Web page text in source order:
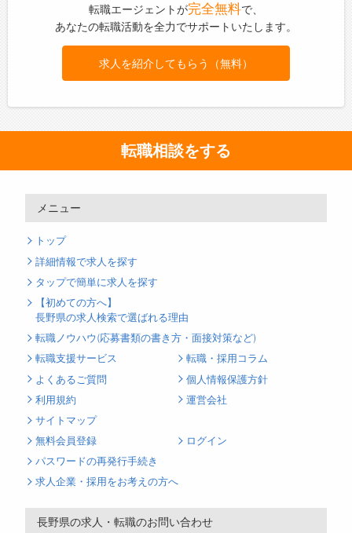
転職エージェントが完全無料で、
あなたの転職活動を全力でサポートいたします。
求人を紹介してもらう（無料）
転職相談をする
メニュー
トップ
詳細情報で求人を探す
タップで簡単に求人を探す
【初めての方へ】
長野県の求人検索で選ばれる理由
転職ノウハウ(応募書類の書き方・面接対策など)
転職支援サービス
転職・採用コラム
よくあるご質問
個人情報保護方針
利用規約
運営会社
サイトマップ
無料会員登録
ログイン
パスワードの再発行手続き
求人企業・採用をお考えの方へ
長野県の求人・転職のお問い合わせ